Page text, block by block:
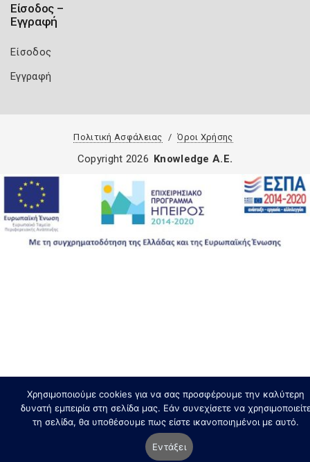
Είσοδος –
Εγγραφή
Είσοδος
Εγγραφή
Πολιτική Ασφάλειας Όροι Χρήσης
Χρησιμοποιούμε cookies για να σας προσφέρουμε την καλύτερη
δυνατή εμπειρία στη σελίδα μας. Εάν συνεχίσετε να
τη σελίδα, θα υποθέσουμε πως είστε ικανοποιημένοι με αυτό.
Εντάξει
Copyright 2026 Knowledge A.E.